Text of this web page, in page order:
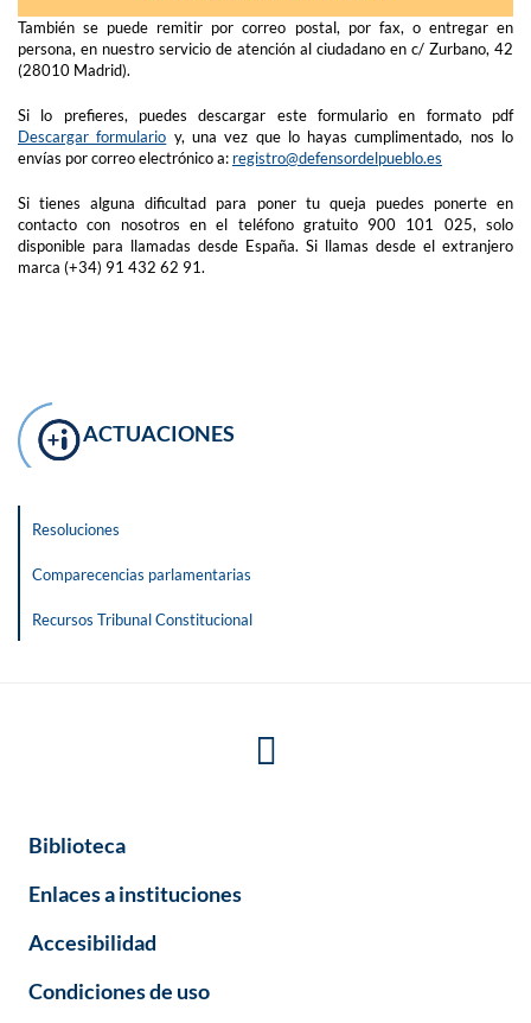
También se puede remitir por correo postal, por fax, o entregar en
persona, en nuestro servicio de atención al ciudadano en c/ Zurbano, 42
(28010 Madrid).
Si lo prefieres, puedes descargar este formulario en formato pdf
Descargar formulario y, una vez que lo hayas cumplimentado, nos lo
envías por correo electrónico a: registro@defensordelpueblo.es
Si tienes alguna dificultad para poner tu queja puedes ponerte en
contacto con nosotros en el teléfono gratuito 900 101 025, solo
disponible para llamadas desde España. Si llamas desde el extranjero
marca (+34) 91 432 62 91.
ACTUACIONES
Resoluciones
Comparecencias parlamentarias
Recursos Tribunal Constitucional
Biblioteca
Enlaces a instituciones
Accesibilidad
Condiciones de uso